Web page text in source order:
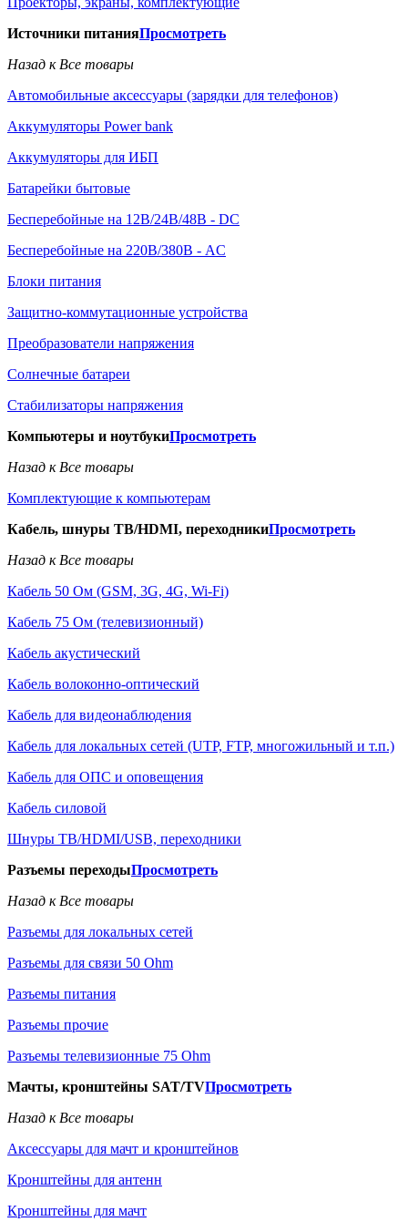
Источники питанияПросмотреть
Назад к Все товары
Автомобильные аксессуары (зарядки для телефонов)
Аккумуляторы Power bank
Аккумуляторы для ИБП
Батарейки бытовые
Бесперебойные на 12В/24В/48В - DC
Бесперебойные на 220В/380В - AC
Блоки питания
Защитно-коммутационные устройства
Преобразователи напряжения
Солнечные батареи
Стабилизаторы напряжения
Компьютеры и ноутбукиПросмотреть
Назад к Все товары
Комплектующие к компьютерам
Кабель, шнуры ТВ/HDMI, переходникиПросмотреть
Назад к Все товары
Кабель 50 Ом (GSM, 3G, 4G, Wi-Fi)
Кабель 75 Ом (телевизионный)
Кабель акустический
Кабель волоконно-оптический
Кабель для видеонаблюдения
Кабель для локальных сетей (UTP, FTP, многожильный и т.п.)
Кабель для ОПС и оповещения
Кабель силовой
Шнуры ТВ/HDMI/USB, переходники
Разъемы переходыПросмотреть
Назад к Все товары
Разъемы для локальных сетей
Разъемы для связи 50 Ohm
Разъемы питания
Разъемы прочие
Разъемы телевизионные 75 Ohm
Мачты, кронштейны SAT/TVПросмотреть
Назад к Все товары
Аксессуары для мачт и кронштейнов
Кронштейны для антенн
Кронштейны для мачт